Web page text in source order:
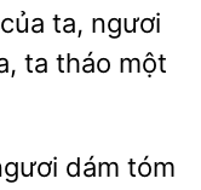
ta, ngươi
ta tháo một
dám tóm